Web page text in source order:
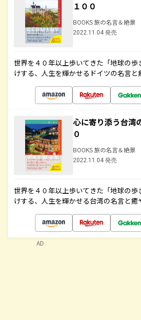
１００
BOOKS 旅の名言＆絶景
2022.11.04 発売
世界を４０年以上歩いてきた「地球の歩
けする、人生を輝かせるドイツの名言と
心に寄り添う台湾
０
BOOKS 旅の名言＆絶景
2022.11.04 発売
世界を４０年以上歩いてきた「地球の歩
けする、人生を輝かせる台湾の名言と癒
AD